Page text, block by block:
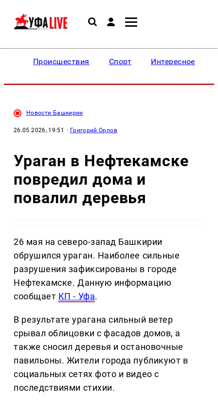
Происшествия Спорт Интересное
Новости Башкирии
26.05.2026, 19:51 · Григорий Орлов
Ураган в Нефтекамске
повредил дома и
повалил деревья
26 мая на северо-запад Башкирии
обрушился ураган. Наиболее сильные
разрушения зафиксированы в городе
Нефтекамске. Данную информацию
сообщает КП - Уфа.
В результате урагана сильный ветер
срывал облицовки с фасадов домов, а
также сносил деревья и остановочные
павильоны. Жители города публикуют в
социальных сетях фото и видео с
последствиями стихии.